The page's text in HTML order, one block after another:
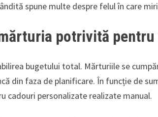
spune multe despre felul în care
potrivită pentru
bugetului total. Mărturiile se
din faza de planificare. În funcție de
cadouri personalizate realizate manual.